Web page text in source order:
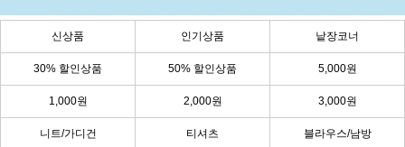
신상품 인기상품 낱장코너
30% 할인상품 50% 할인상품 5,000원
1,000원 2,000원 3,000원
니트/가디건 티셔츠 블라우스/남방